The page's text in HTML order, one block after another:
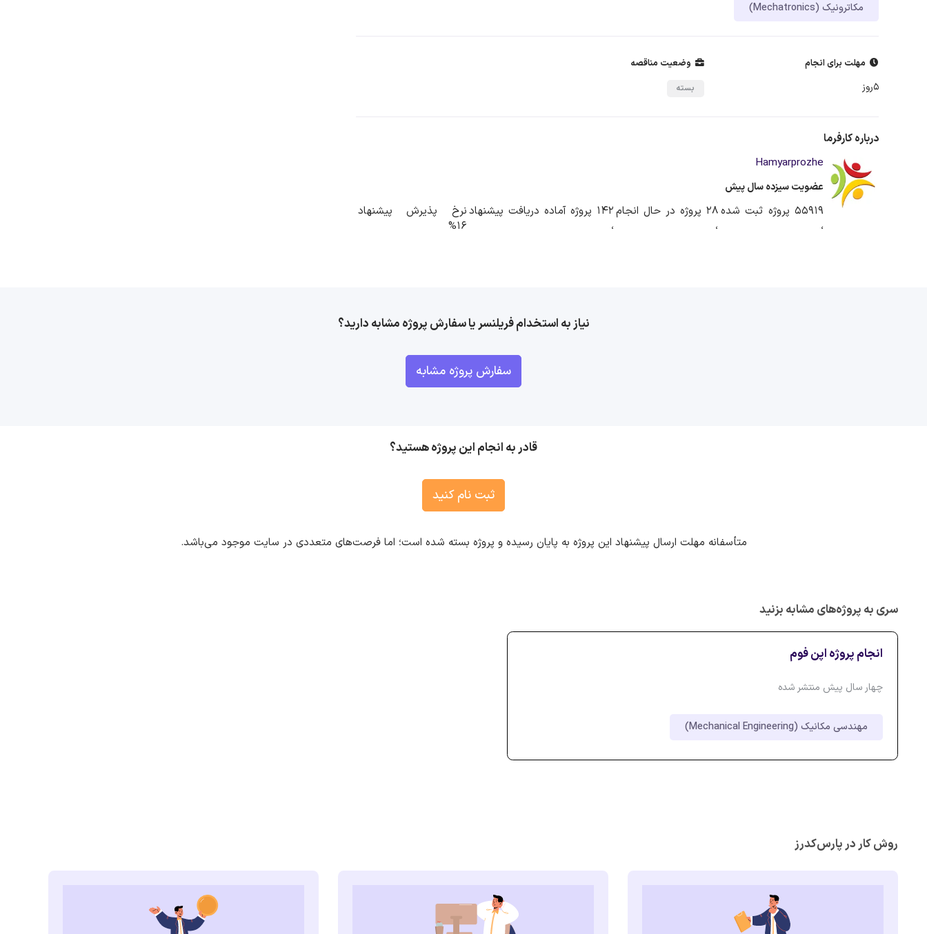
مکاترونیک (Mechatronics)
مهلت برای انجام
5روز
وضعیت مناقصه
بسته
درباره کارفرما
Hamyarprozhe
عضویت سیزده سال پیش
55919 پروژه ثبت شده
،
28 پروژه در حال انجام
،
142 پروژه آماده دریافت پیشنهاد
،
نرخ پذیرش پیشنهاد
16%
نیاز به استخدام فریلنسر یا سفارش پروژه مشابه دارید؟
سفارش پروژه مشابه
قادر به انجام این پروژه هستید؟
ثبت نام کنید
متأسفانه مهلت ارسال پیشنهاد این پروژه به پایان رسیده و پروژه بسته شده است؛ اما فرصت‌های متعددی در سایت موجود می‌باشد.
سری به پروژه‌های مشابه بزنید
انجام پروژه اپن فوم
چهار سال پیش منتشر شده
مهندسی مکانیک (Mechanical Engineering)
روش کار در پارس‌کدرز